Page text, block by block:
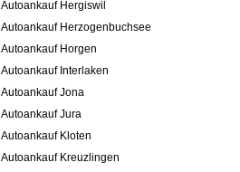
Autoankauf Hergiswil
Autoankauf Herzogenbuchsee
Autoankauf Horgen
Autoankauf Interlaken
Autoankauf Jona
Autoankauf Jura
Autoankauf Kloten
Autoankauf Kreuzlingen